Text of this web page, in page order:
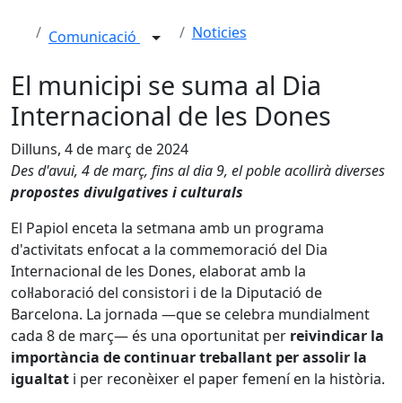
Comunicació Noticies
El municipi se suma al Dia
Internacional de les Dones
Dilluns, 4 de març de 2024
Des d'avui, 4 de març, fins al dia 9, el poble acollirà diverses
propostes divulgatives i culturals
El Papiol enceta la setmana amb un programa
d'activitats enfocat a la commemoració del Dia
Internacional de les Dones, elaborat amb la
col·laboració del consistori i de la Diputació de
Barcelona. La jornada —que se celebra mundialment
cada 8 de març— és una oportunitat per reivindicar la
importància de continuar treballant per assolir la
igualtat i per reconèixer el paper femení en la història.